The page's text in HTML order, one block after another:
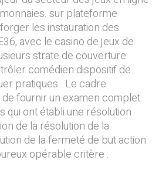
sur plateforme
les instauration des
avec le casino de jeux de
strate de couverture
comédien dispositif de
pratiques . Le cadre
fournir un examen complet
qui ont établi une résolution
de la résolution de la
de la fermeté de but action
opérable critère .